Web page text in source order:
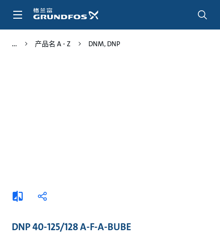
产品名 A - Z DNM, DNP
添
加
分
DNP 40-125/128 A-F-A-BUBE